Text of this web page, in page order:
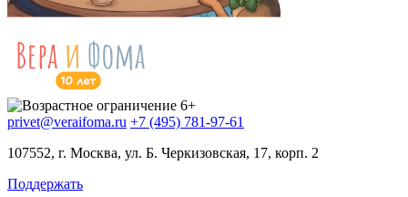
privet@veraifoma.ru +7 (495) 781-97-61
107552, г. Москва, ул. Б. Черкизовская, 17, корп. 2
Поддержать